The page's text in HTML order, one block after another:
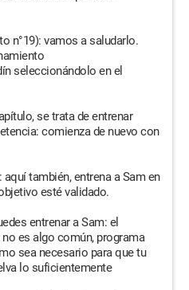
n°19): vamos a saludarlo.
seleccionándolo en el
se trata de entrenar
comienza de nuevo con
también, entrena a Sam en
esté validado.
entrenar a Sam: el
es algo común, programa
sea necesario para que tu
lo suficientemente